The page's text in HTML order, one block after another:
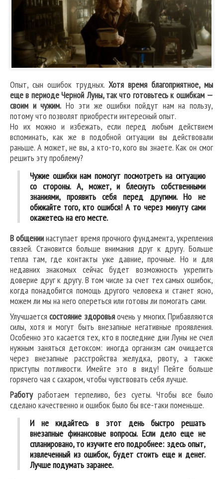
Опыт, сын ошибок трудных. Хотя время благоприятное, мы
еще в периоде Черной Луны, так что готовьтесь к ошибкам —
своим и чужим. Но эти же ошибки пойдут нам на пользу,
потому что позволят приобрести интересный опыт.
Но их можно и избежать, если перед любым действием
вспоминать, как же в подобной ситуации вы действовали
раньше. А может, не вы, а кто-то, кого вы знаете. Как он смог
решить эту проблему?
Чужие ошибки нам помогут посмотреть на ситуацию
со стороны. А, может, и блеснуть собственными
знаниями, проявить себя перед другими. Но не
обижайте того, кто ошибся! А то через минуту сами
окажетесь на его месте.
В общениинаступает время прочного фундамента, укрепления
связей. Становится больше внимания друг к другу. Больше
тепла там, где контакты уже давние, прочные. Но и для
недавних знакомых сейчас будет возможность укрепить
доверие друг к другу. В том числе за счет тех самых ошибок,
когда понадобится помощь другого человека и станет ясно,
можем ли мы на него опереться или готовы ли помогать сами.
Улучшаетсясостояние здоровьяочень у многих. Прибавляются
силы, хотя и могут быть внезапные негативные проявления.
Особенно это касается тех, кто в последние дни Луны не счел
нужным заняться детоксом: иногда организм сам очищается
через внезапные расстройства желудка, рвоту, а также
приступы потливости. Имейте это в виду! Пейте больше
горячего чая с сахаром, чтобы чувствовать себя лучше.
Работуработаем терпеливо, без суеты. Чтобы все было
сделано качественно и ошибок было бы все-таки поменьше.
И не кидайтесь в этот день быстро решать
внезапные финансовые вопросы. Если дело еще не
спланировано, то изучите его подробнее: здесь опыт,
извлеченный из ошибок, будет стоить еще и денег.
Лучше подумать заранее.